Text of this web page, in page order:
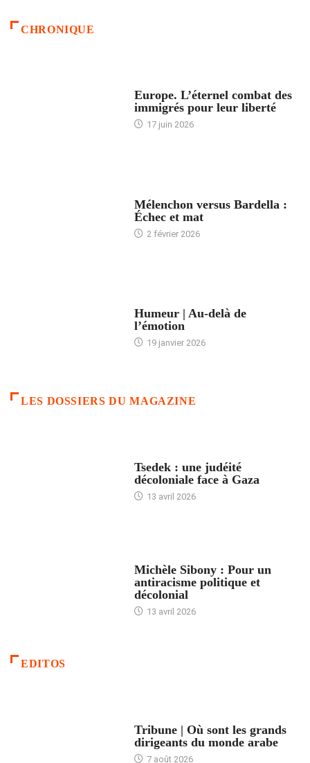
CHRONIQUE
Europe. L’éternel combat des
immigrés pour leur liberté
17 juin 2026
Mélenchon versus Bardella :
Échec et mat
2 février 2026
Humeur | Au-delà de
l’émotion
19 janvier 2026
LES DOSSIERS DU MAGAZINE
Tsedek : une judéité
décoloniale face à Gaza
13 avril 2026
Michèle Sibony : Pour un
antiracisme politique et
décolonial
13 avril 2026
EDITOS
Tribune | Où sont les grands
dirigeants du monde arabe
7 août 2026